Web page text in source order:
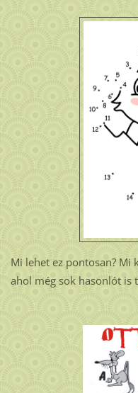
Mi lehet ez pontosan? Mi
ahol még sok hasonlót is